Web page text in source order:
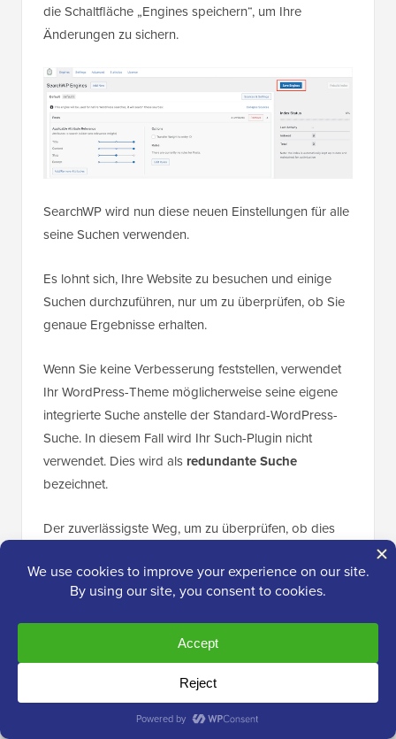
die Schaltfläche „Engines speichern“, um Ihre
Änderungen zu sichern.
SearchWP wird nun diese neuen Einstellungen für alle
seine Suchen verwenden.
Es lohnt sich, Ihre Website zu besuchen und einige
Suchen durchzuführen, nur um zu überprüfen, ob Sie
genaue Ergebnisse erhalten.
Wenn Sie keine Verbesserung feststellen, verwendet
Ihr WordPress-Theme möglicherweise seine eigene
integrierte Suche anstelle der Standard-WordPress-
Suche. In diesem Fall wird Ihr Such-Plugin nicht
verwendet. Dies wird als redundante Suche
bezeichnet.
Der zuverlässigste Weg, um zu überprüfen, ob dies
search.php .
Dieser Schritt ist etwas
fühlen, auf Theme-Dateien zuzugreifen,
können Sie Ihren Theme-Entwickler bitten, die
benutzerdefinierte Suche des Themes zu